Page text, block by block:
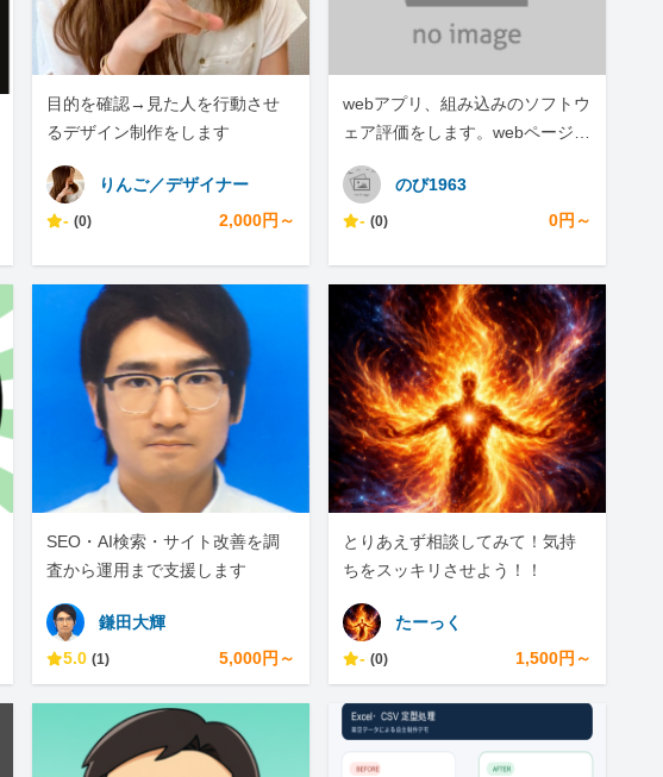
目的を確認→見た人を行動させ
るデザイン制作をします
りんご／デザイナー
- (0) 2,000円～
webアプリ、組み込みのソフトウ
ェア評価をします。webページの
のび1963
- (0) 0円～
SEO・AI検索・サイト改善を調
査から運用まで支援します
鎌田大輝
5.0 (1) 5,000円～
とりあえず相談してみて！気持
ちをスッキリさせよう！！
たーっく
- (0) 1,500円～